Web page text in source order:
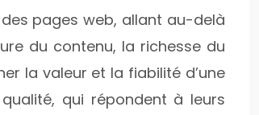
pages web, allant au-delà
du contenu, la richesse du
la valeur et la fiabilité d’une
qui répondent à leurs